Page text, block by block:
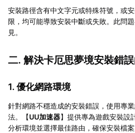
安裝路徑含有中文字元或特殊符號，或
限，均可能導致安裝中斷或失敗。此問
見。
二. 解決卡厄思夢境安裝錯
1. 優化網路環境
針對網路不穩造成的安裝錯誤，使用專
法。【UU加速器】提供專為遊戲安裝設
分析環境並選擇最佳路由，確保安裝檔